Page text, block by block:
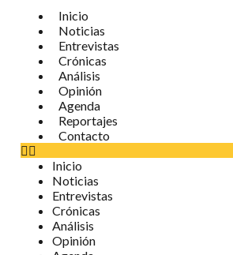
Inicio
Noticias
Entrevistas
Crónicas
Análisis
Opinión
Agenda
Reportajes
Contacto
Inicio
Noticias
Entrevistas
Crónicas
Análisis
Opinión